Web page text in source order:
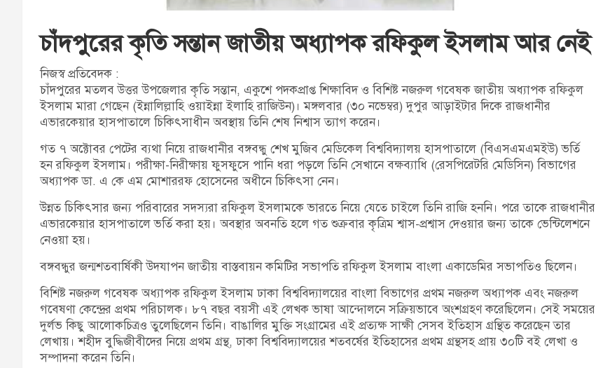
চাঁদপুরের কৃতি সন্তান জাতীয় অধ্যাপক রফিকুল ইসলাম আর নেই
নিজস্ব প্রতিবেদক :
চাঁদপুরের মতলব উত্তর উপজেলার কৃতি সন্তান, একুশে পদকপ্রাপ্ত শিক্ষাবিদ ও বিশিষ্ট নজরুল গবেষক জাতীয় অধ্যাপক রফিকুল
ইসলাম মারা গেছেন (ইন্নালিল্লাহি ওয়াইন্না ইলাহি রাজিউন)। মঙ্গলবার (৩০ নভেম্বর) দুপুর আড়াইটার দিকে রাজধানীর
এভারকেয়ার হাসপাতালে চিকিৎসাধীন অবস্থায় তিনি শেষ নিশ্বাস ত্যাগ করেন।
গত ৭ অক্টোবর পেটের ব্যথা নিয়ে রাজধানীর বঙ্গবন্ধু শেখ মুজিব মেডিকেল বিশ্ববিদ্যালয় হাসপাতালে (বিএসএমএমইউ) ভর্তি
হন রফিকুল ইসলাম। পরীক্ষা-নিরীক্ষায় ফুসফুসে পানি ধরা পড়লে তিনি সেখানে বক্ষব্যাধি (রেসপিরেটরি মেডিসিন) বিভাগের
অধ্যাপক ডা. এ কে এম মোশাররফ হোসেনের অধীনে চিকিৎসা নেন।
উন্নত চিকিৎসার জন্য পরিবারের সদস্যরা রফিকুল ইসলামকে ভারতে নিয়ে যেতে চাইলে তিনি রাজি হননি। পরে তাকে রাজধানীর
এভারকেয়ার হাসপাতালে ভর্তি করা হয়। অবস্থার অবনতি হলে গত শুক্রবার কৃত্রিম শ্বাস-প্রশ্বাস দেওয়ার জন্য তাকে ভেন্টিলেশনে
নেওয়া হয়।
বঙ্গবন্ধুর জন্মশতবার্ষিকী উদযাপন জাতীয় বাস্তবায়ন কমিটির সভাপতি রফিকুল ইসলাম বাংলা একাডেমির সভাপতিও ছিলেন।
বিশিষ্ট নজরুল গবেষক অধ্যাপক রফিকুল ইসলাম ঢাকা বিশ্ববিদ্যালয়ের বাংলা বিভাগের প্রথম নজরুল অধ্যাপক এবং নজরুল
গবেষণা কেন্দ্রের প্রথম পরিচালক। ৮৭ বছর বয়সী এই লেখক ভাষা আন্দোলনে সক্রিয়ভাবে অংশগ্রহণ করেছিলেন। সেই সময়ের
দুর্লভ কিছু আলোকচিত্রও তুলেছিলেন তিনি। বাঙালির মুক্তি সংগ্রামের এই প্রত্যক্ষ সাক্ষী সেসব ইতিহাস গ্রন্থিত করেছেন তার
লেখায়। শহীদ বুদ্ধিজীবীদের নিয়ে প্রথম গ্রন্থ, ঢাকা বিশ্ববিদ্যালয়ের শতবর্ষের ইতিহাসের প্রথম গ্রন্থসহ প্রায় ৩০টি বই লেখা ও
সম্পাদনা করেন তিনি।